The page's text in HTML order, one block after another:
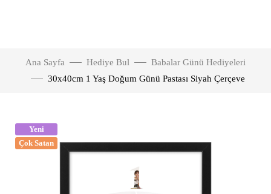
Ana Sayfa Hediye Bul
Babalar Günü Hediyeleri
30x40cm 1 Yaş Doğum Günü Pastası Siyah Çerçeve
Yeni
Çok Satan